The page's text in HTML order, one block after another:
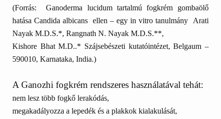
(Forrás: Ganoderma lucidum tartalmú fogkrém gombaölő
hatása Candida albicans ellen – egy in vitro tanulmány Arati
Nayak M.D.S.*, Rangnath N. Nayak M.D.S.**,
Kishore Bhat M.D..* Szájsebészeti kutatóintézet, Belgaum –
590010, Karnataka, India.)
A Ganozhi fogkrém rendszeres használatával tehát:
nem lesz több fogkő lerakódás,
megakadályozza a lepedék és a plakkok kialakulását,